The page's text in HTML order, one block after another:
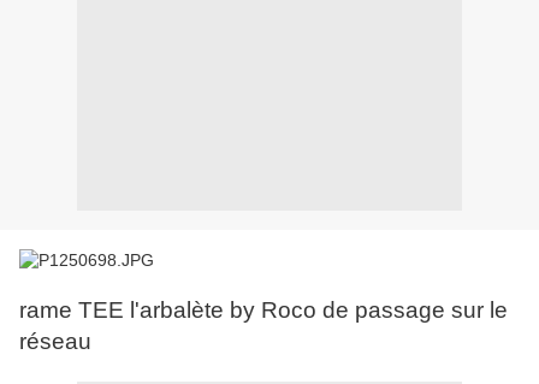
rame TEE l'arbalète by Roco de passage sur le
réseau